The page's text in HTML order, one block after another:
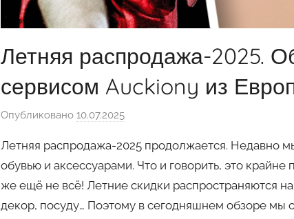
Летняя распродажа-2025.
сервисом Auckiony из
Опубликовано 10.07.2025а
т
о
р
о
Летняя распродажа-2025 продолжается. Недавно
обувью и аксессуарами. Что и говорить, это
же ещё не всё! Летние скидки распространяются
декор, посуду… Поэтому в сегодняшнем обзоре